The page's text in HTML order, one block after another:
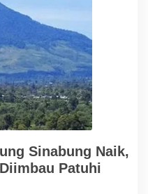
Sinabung Naik,
Patuhi